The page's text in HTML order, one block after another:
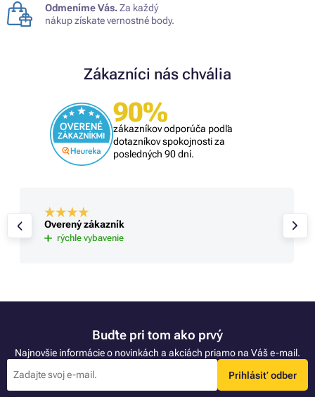
Odmeníme Vás.Za každý
nákup získate vernostné body.
Zákazníci nás chvália
90%
zákazníkov odporúča podľa
dotazníkov spokojnosti za
posledných 90 dní.
Overený zákazník
rýchle vybavenie
Buďte pri tom ako prvý
Najnovšie informácie o novinkách a akciách priamo na Váš e-mail.
Prihlásiť odber